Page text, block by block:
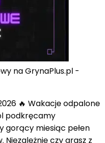
na GrynaPlus.pl -
🔥 Wakacje odpalone
podkręcamy
gorący miesiąc pełen
czy grasz z